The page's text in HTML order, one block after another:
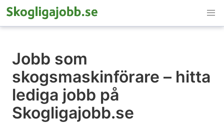
Jobb som
skogsmaskinförare – hitta
lediga jobb på
Skogligajobb.se